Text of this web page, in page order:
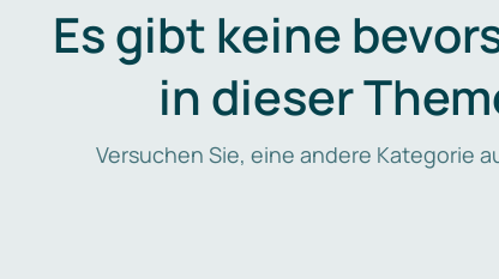
Es gibt keine
in dieser
Versuchen Sie, eine andere Kategorie